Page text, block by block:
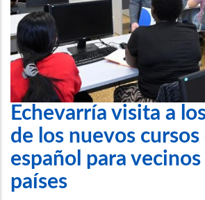
Echevarría visita a
de los nuevos cursos
español para
países